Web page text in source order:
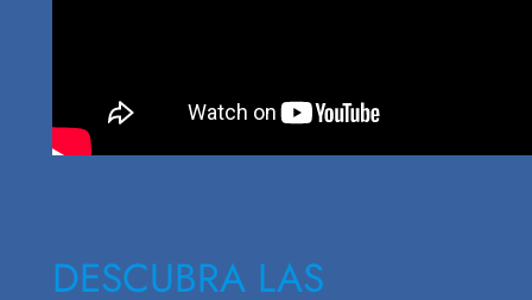
DESCUBRA LAS